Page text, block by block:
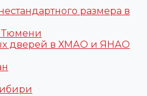
размера в
Тюмени
дверей в ХМАО и ЯНАО